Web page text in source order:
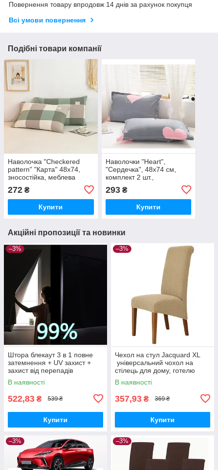
Повернення товару впродовж 14 днів за рахунок покупця
Всі умови повернення
Подібні товари компанії
Наволочка "Checkered
pattern" "Карта" 48х74,
зносостійка, меблева
272 ₴
Купити
Наволочки "Heart",
"Сердечка", 48х74 см,
комплект 2 шт.,
293₴
Купити
Акційні пропозиції та новинки
–3%
Штора блекаут 3 в 1 повне
затемнення + UV захист +
захист від перепадів
температур "Prestige". 100 х
140
В наявності
522,83 ₴ 539 ₴
Купити
–3%
Чехол на стул Jacquard XL
універсальний чохол на
стілець для дому, готелю
жакардовий в європейському
та американському стилі. Ro
В наявності
357,93 ₴ 369 ₴
Купити
–3% –3%